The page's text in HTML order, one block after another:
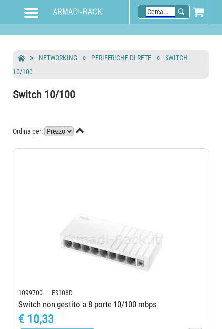
NETWORKING PERIFERICHE DI RETE
SWITCH
10/100
Switch 10/100
Ordina per: 
1099700 FS108D
Switch non gestito a 8 porte 10/100 mbps
€ 10,33